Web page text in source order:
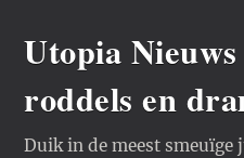
Utopia
roddels en
Duik in de meest smeuïge